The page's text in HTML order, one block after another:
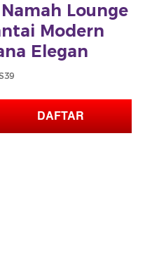
Lounge
Modern
Elegan
DAFTAR